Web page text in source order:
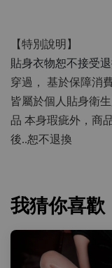
【特別說明】
貼身衣物恕不接受
穿過，
基於保障消
皆屬於個人貼身衛
品 本身瑕疵外，商
後..恕不退換
我猜你喜歡